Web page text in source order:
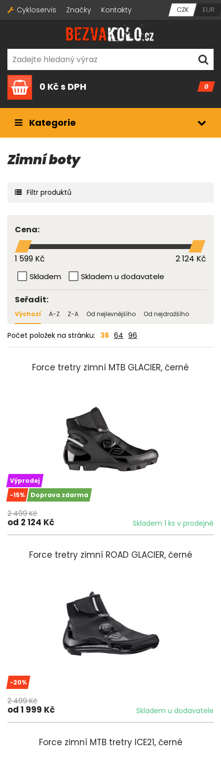
Cykloservis Značky Kontakty CZK EUR
0
0 Kčs DPH
Kategorie
Zimní boty
Filtr produktů
Cena:
1 599 Kč 2 124 Kč
Skladem Skladem u dodavatele
Seřadit:
Výchozí A-Z Z-A Od nejlevnějšího Od nejdražšího
Počet položek na stránku: 36 64 96
Force tretry zimní MTB GLACIER, černé
Výprodej
-15%
Doprava zdarma
2 499 Kč
od 2 124 Kč Skladem 1 ks v prodejně
Force tretry zimní ROAD GLACIER, černé
-20%
2 499 Kč
od 1 999 Kč Skladem u dodavatele
Force zimní MTB tretry ICE21, černé